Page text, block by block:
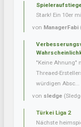
Stark! Ein 10er
von ManagerFabi
"Keine Ahnung"
Threaed-
würdigen Absc...
von sledge
Türkei Liga 2
Nächste